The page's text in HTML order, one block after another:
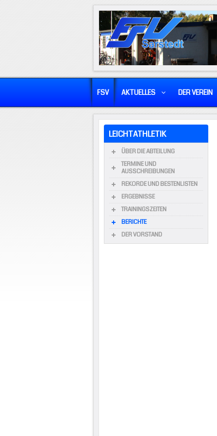
FSV AKTUELLES DER VEREIN
LEICHTATHLETIK
ÜBER DIE ABTEILUNG
TERMINE UND
AUSSCHREIBUNGEN
REKORDE UND BESTENLISTEN
ERGEBNISSE
TRAININGSZEITEN
BERICHTE
DER VORSTAND